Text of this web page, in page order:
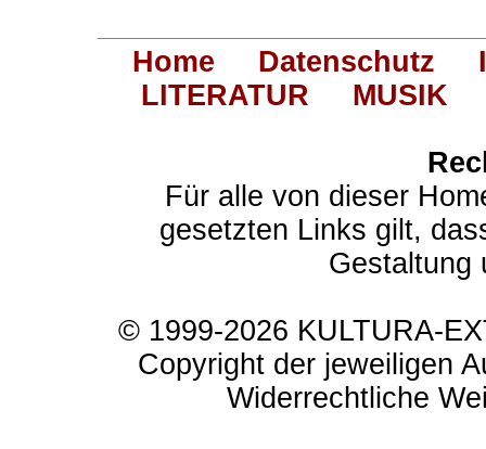
Home Datenschutz
LITERATUR
MUSIK
Für alle von dieser
gesetzten Links gilt,
Gestaltung
© 1999-2026 KULTURA-
Copyright der jeweiligen
Widerrechtliche